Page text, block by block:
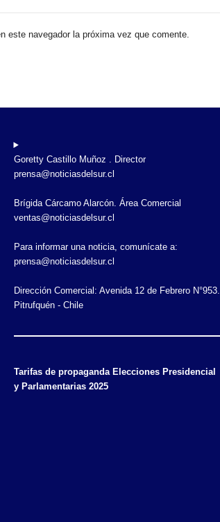
este navegador la próxima vez que comente.
Goretty Castillo Muñoz . Director
prensa@noticiasdelsur.cl
Brígida Cárcamo Alarcón. Área Comercial
ventas@noticiasdelsur.cl
Para informar una noticia, comunícate a:
prensa@noticiasdelsur.cl
Dirección Comercial: Avenida 12 de Febrero N°953.
Pitrufquén - Chile
Tarifas de propaganda Elecciones Presidencial
y Parlamentarias 2025